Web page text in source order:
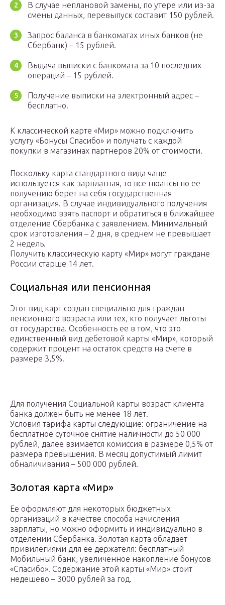
В случае неплановой замены, по утере или из-за
смены данных, перевыпуск составит 150 рублей.
Запрос баланса в банкоматах иных банков (не
Сбербанк) – 15 рублей.
Выдача выписки с банкомата за 10 последних
операций – 15 рублей.
Получение выписки на электронный адрес –
бесплатно.
К классической карте «Мир» можно подключить
услугу «Бонусы Спасибо» и получать с каждой
покупки в магазинах партнеров 20% от стоимости.
Поскольку карта стандартного вида чаще
используется как зарплатная, то все нюансы по ее
получению берет на себя государственная
организация. В случае индивидуального получения
необходимо взять паспорт и обратиться в ближайшее
отделение Сбербанка с заявлением. Минимальный
срок изготовления – 2 дня, в среднем не превышает
2 недель.
Получить классическую карту «Мир» могут граждане
России старше 14 лет.
Социальная или пенсионная
Этот вид карт создан специально для граждан
пенсионного возраста или тех, кто получает льготы
от государства. Особенность ее в том, что это
единственный вид дебетовой карты «Мир», который
содержит процент на остаток средств на счете в
размере 3,5%.
Для получения Социальной карты возраст клиента
банка должен быть не менее 18 лет.
Условия тарифа карты следующие: ограничение на
бесплатное суточное снятие наличности до 50 000
рублей, далее взимается комиссия в размере 0,5% от
размера превышения. В месяц допустимый лимит
обналичивания – 500 000 рублей.
Золотая карта «Мир»
Ее оформляют для некоторых бюджетных
организаций в качестве способа начисления
зарплаты, но можно оформить и индивидуально в
отделении Сбербанка. Золотая карта обладает
привилегиями для ее держателя: бесплатный
Мобильный банк, увеличенное накопление бонусов
«Спасибо». Содержание этой карты «Мир» стоит
недешево – 3000 рублей за год.